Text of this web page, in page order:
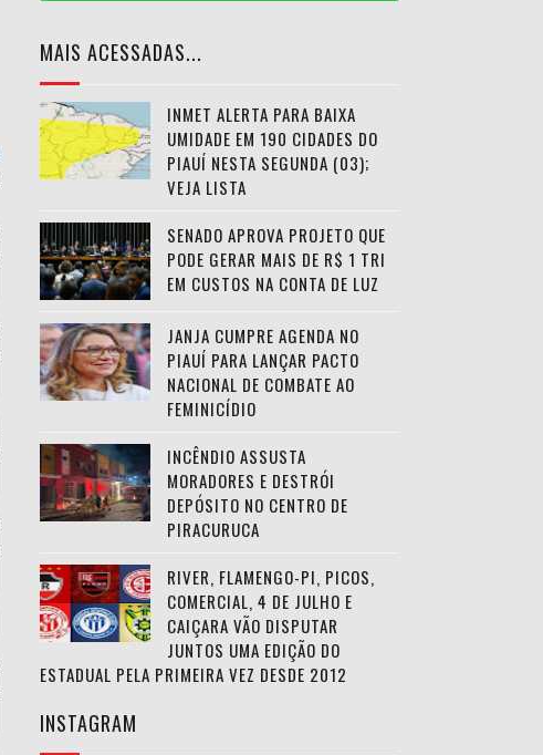
MAIS ACESSADAS...
INMET ALERTA PARA BAIXA
UMIDADE EM 190 CIDADES DO
PIAUÍ NESTA SEGUNDA (03);
VEJA LISTA
SENADO APROVA PROJETO QUE
PODE GERAR MAIS DE R$ 1 TRI
EM CUSTOS NA CONTA DE LUZ
JANJA CUMPRE AGENDA NO
PIAUÍ PARA LANÇAR PACTO
NACIONAL DE COMBATE AO
FEMINICÍDIO
INCÊNDIO ASSUSTA
MORADORES E DESTRÓI
DEPÓSITO NO CENTRO DE
PIRACURUCA
RIVER, FLAMENGO-PI, PICOS,
COMERCIAL, 4 DE JULHO E
CAIÇARA VÃO DISPUTAR
JUNTOS UMA EDIÇÃO DO
ESTADUAL PELA PRIMEIRA VEZ DESDE 2012
INSTAGRAM